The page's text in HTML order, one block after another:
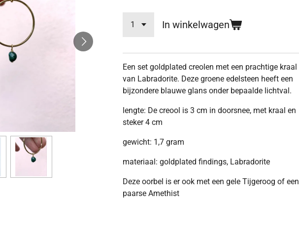
In winkelwagen
Een set goldplated creolen met een prachtige kraal
van Labradorite. Deze groene edelsteen heeft een
bijzondere blauwe glans onder bepaalde lichtval.
lengte: De creool is 3 cm in doorsnee, met kraal en
steker 4 cm
gewicht: 1,7 gram
materiaal: goldplated findings, Labradorite
Deze oorbel is er ook met een gele Tijgeroog of een
paarse Amethist